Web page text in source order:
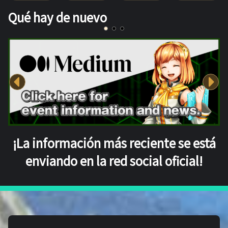
Qué hay de nuevo
¡La información más reciente se está
enviando en la red social oficial!